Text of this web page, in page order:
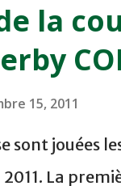
du
Son
à l'OCK sur
la
15, 2011
sont jouées
La